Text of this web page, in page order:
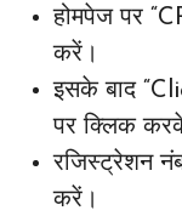
होमपेज पर
करें।
इसके बाद
पर क्लिक
रजिस्ट्रेशन
करें।